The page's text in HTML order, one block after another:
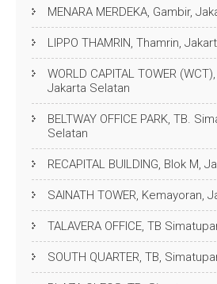
MENARA MERDEKA, Gambir,
LIPPO THAMRIN, Thamrin,
WORLD CAPITAL TOWER
Jakarta Selatan
BELTWAY OFFICE PARK, TB.
Selatan
RECAPITAL BUILDING, Blok M,
SAINATH TOWER, Kemayoran,
TALAVERA OFFICE, TB
SOUTH QUARTER, TB,